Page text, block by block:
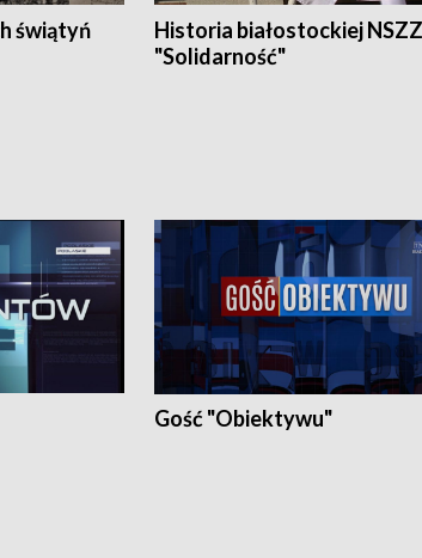
świątyń
Historia białostockiej NSZZ
"Solidarność"
Gość "Obiektywu"